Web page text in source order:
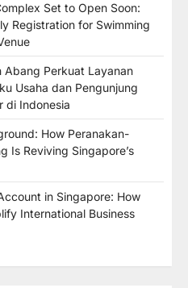
Set to Open Soon:
Registration for Swimming
Abang Perkuat Layanan
Usaha dan Pengunjung
di Indonesia
How Peranakan-
Is Reviving Singapore’s
in Singapore: How
International Business